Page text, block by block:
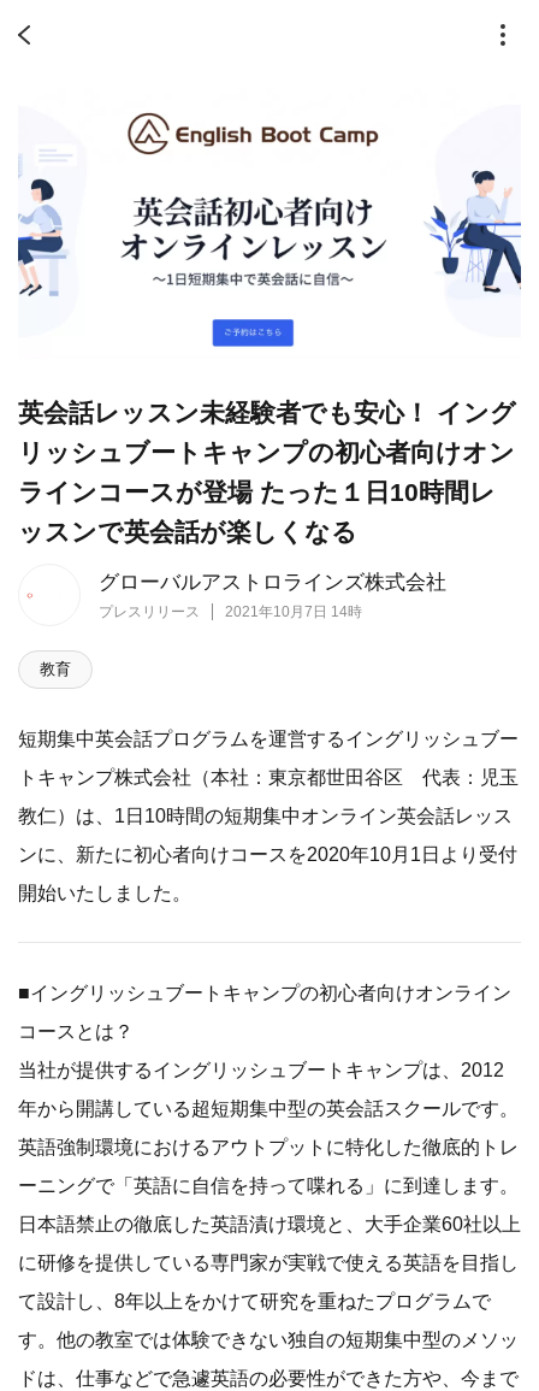
グローバルアストロラインズ株式会社
プレスリリース 2021年10月7日 14時
英会話レッスン未経験者でも安心！ イング
リッシュブートキャンプの初心者向けオン
ラインコースが登場 たった１日10時間レ
ッスンで英会話が楽しくなる
教育
短期集中英会話プログラムを運営するイングリッシュブー
トキャンプ株式会社（本社：東京都世田谷区 代表：児玉
教仁）は、1日10時間の短期集中オンライン英会話レッス
ンに、新たに初心者向けコースを2020年10月1日より受付
開始いたしました。
■イングリッシュブートキャンプの初心者向けオンライン
コースとは？
当社が提供するイングリッシュブートキャンプは、2012
年から開講している超短期集中型の英会話スクールです。
英語強制環境におけるアウトプットに特化した徹底的トレ
ーニングで「英語に自信を持って喋れる」に到達します。
日本語禁止の徹底した英語漬け環境と、大手企業60社以上
に研修を提供している専門家が実戦で使える英語を目指し
て設計し、8年以上をかけて研究を重ねたプログラムで
す。他の教室では体験できない独自の短期集中型のメソッ
ドは、仕事などで急遽英語の必要性ができた方や、今まで